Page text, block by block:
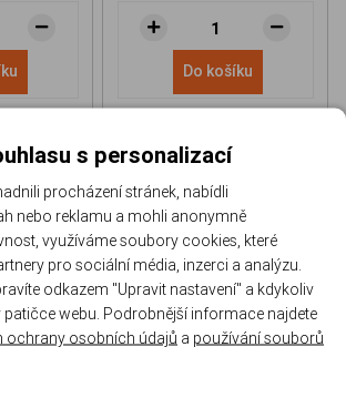
Do košíku
Book P-51D Mustang Book
s personalizací
procházení stránek, nabídli
nebo reklamu a mohli anonymně
využíváme soubory cookies, které
pro sociální média, inzerci a analýzu.
odkazem "Upravit nastavení" a kdykoliv
patičce webu. Podrobnější informace najdete
ochrany osobních údajů a používání souborů